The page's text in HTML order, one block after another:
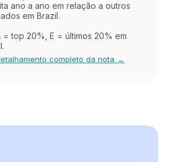
ano a ano em relação a outros
em Brazil.
= top 20%, E = últimos 20% em
completo da nota →